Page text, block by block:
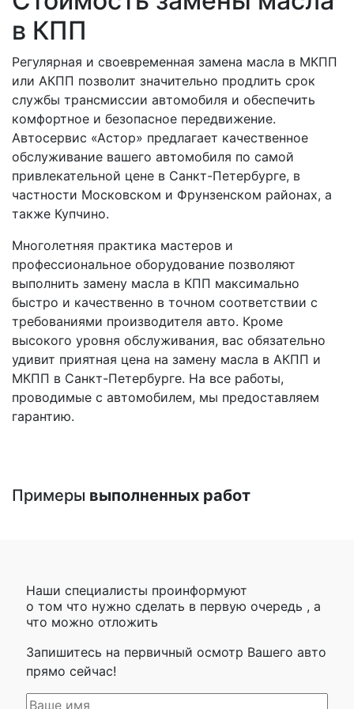
в КПП
Регулярная и своевременная замена масла в МКПП
или АКПП позволит значительно продлить срок
службы трансмиссии автомобиля и обеспечить
комфортное и безопасное передвижение.
Автосервис «Астор» предлагает качественное
обслуживание вашего автомобиля по самой
привлекательной цене в Санкт-Петербурге, в
частности Московском и Фрунзенском районах, а
также Купчино.
Многолетняя практика мастеров и
профессиональное оборудование позволяют
выполнить замену масла в КПП максимально
быстро и качественно в точном соответствии с
требованиями производителя авто. Кроме
высокого уровня обслуживания, вас обязательно
удивит приятная цена на замену масла в АКПП и
МКПП в Санкт-Петербурге. На все работы,
проводимые с автомобилем, мы предоставляем
гарантию.
Примеры выполненных работ
Наши специалисты проинформуют
о том что нужно сделать в первую очередь , а
что можно отложить
Запишитесь на первичный осмотр Вашего авто
прямо сейчас!